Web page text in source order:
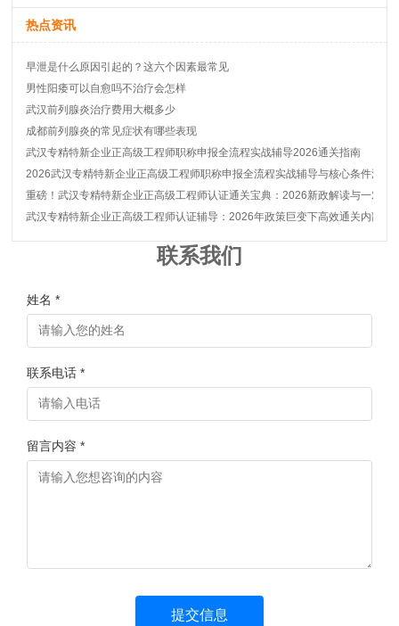
热点资讯
早泄是什么原因引起的？这六个因素最常见
男性阳痿可以自愈吗不治疗会怎样
武汉前列腺炎治疗费用大概多少
成都前列腺炎的常见症状有哪些表现
武汉专精特新企业正高级工程师职称申报全流程实战辅导2026通关指南
2026武汉专精特新企业正高级工程师职称申报全流程实战辅导与核心条件深度
重磅！武汉专精特新企业正高级工程师认证通关宝典：2026新政解读与一对一
武汉专精特新企业正高级工程师认证辅导：2026年政策巨变下高效通关内部秘
联系我们
姓名 *
联系电话 *
留言内容 *
提交信息